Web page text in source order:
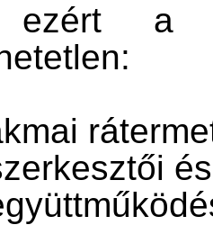
ezért a